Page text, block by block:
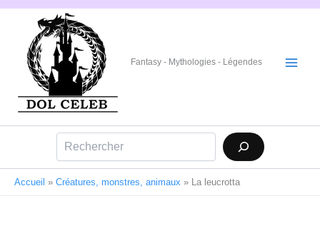
Aller
Fantasy - Mythologies - Légendes
Accueil » Créatures, monstres, animaux » La leucrotta